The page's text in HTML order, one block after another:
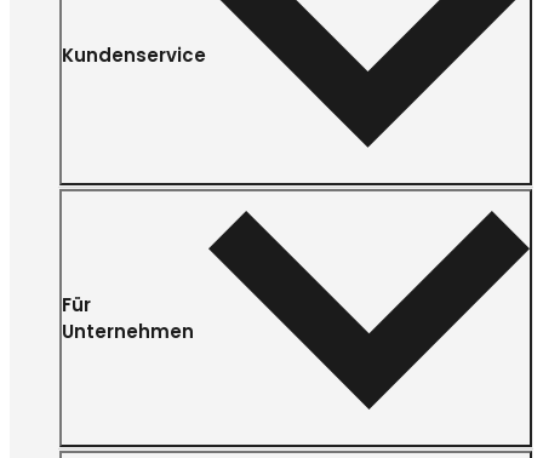
Kundenservice
Für
Unternehmen